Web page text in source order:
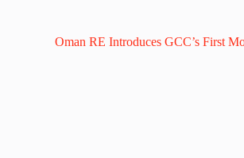
Oman RE Introduces GCC’s First